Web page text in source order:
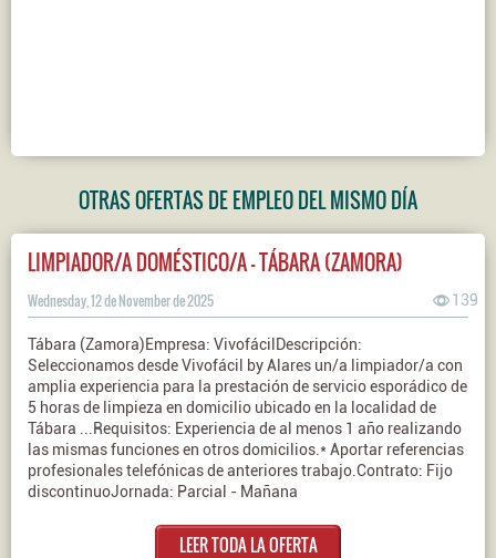
OTRAS OFERTAS DE EMPLEO DEL MISMO DÍA
LIMPIADOR/A DOMÉSTICO/A - TÁBARA (ZAMORA)
Wednesday, 12 de November de 2025 139
Tábara (Zamora)Empresa: VivofácilDescripción:
Seleccionamos desde Vivofácil by Alares un/a limpiador/a con
amplia experiencia para la prestación de servicio esporádico de
5 horas de limpieza en domicilio ubicado en la localidad de
Tábara ...Requisitos: Experiencia de al menos 1 año realizando
las mismas funciones en otros domicilios.* Aportar referencias
profesionales telefónicas de anteriores trabajo.Contrato: Fijo
discontinuoJornada: Parcial - Mañana
LEER TODA LA OFERTA